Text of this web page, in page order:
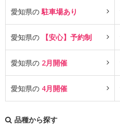
愛知県の 駐車場あり
愛知県の 【安心】予約制
愛知県の 2月開催
愛知県の 4月開催
品種から探す